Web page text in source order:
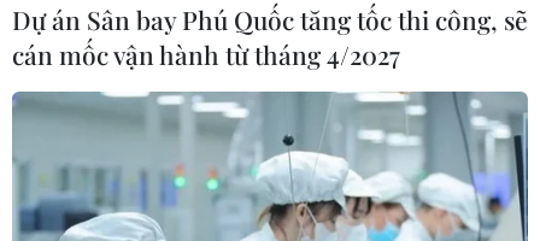
Dự án Sân bay Phú Quốc tăng tốc thi công, sẽ
cán mốc vận hành từ tháng 4/2027